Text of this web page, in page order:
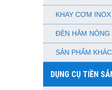
KHAY CƠM INOX
ĐÈN HÂM NÓNG
SẢN PHẨM KHÁC
DỤNG CỤ TIỀN